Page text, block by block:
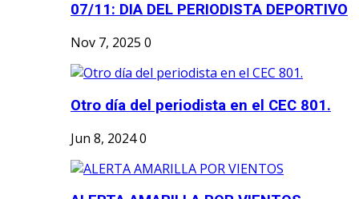
07/11: DIA DEL PERIODISTA DEPORTIVO
Nov 7, 2025 0
Otro día del periodista en el CEC 801.
Jun 8, 20240